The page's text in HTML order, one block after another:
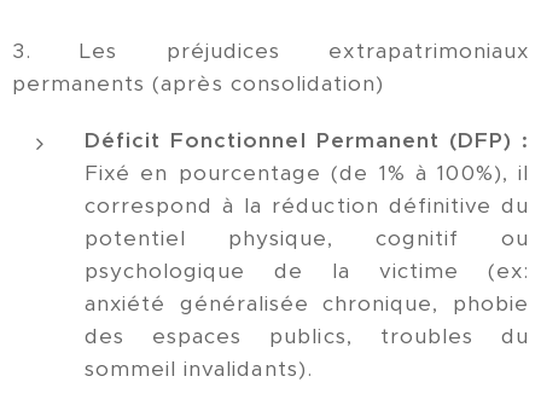
3. Les préjudices extrapatrimoniaux
permanents (après consolidation)
Déficit Fonctionnel Permanent (DFP) :
Fixé en pourcentage (de 1% à 100%), il
correspond à la réduction définitive du
potentiel physique, cognitif ou
psychologique de la victime (ex:
anxiété généralisée chronique, phobie
des espaces publics, troubles du
sommeil invalidants).